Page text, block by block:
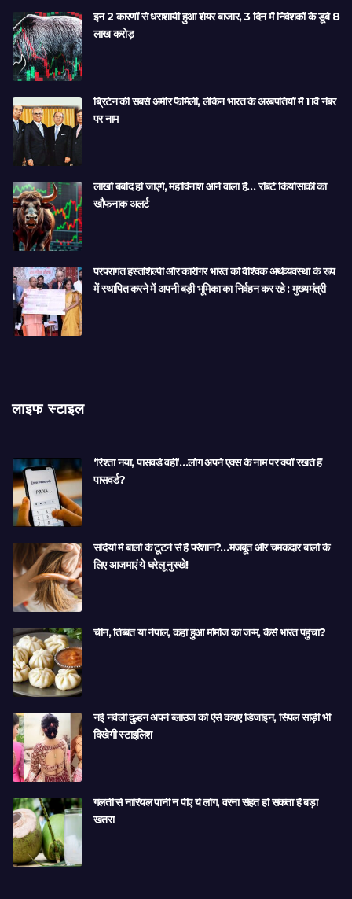
इन 2 कारणों से धराशायी हुआ शेयर बाजार, 3 दिन में निवेशकों के डूबे 8
लाख करोड़
ब्रिटेन की सबसे अमीर फैमिली, लेकिन भारत के अरबपतियों में 11वें नंबर
पर नाम
लाखों बर्बाद हो जाएंगे, महाविनाश आने वाला है… रॉबर्ट कियोसाकी का
खौफनाक अलर्ट
परंपरागत हस्तशिल्पी और कारीगर भारत को वैश्विक अर्थव्यवस्था के रूप
में स्थापित करने में अपनी बड़ी भूमिका का निर्वहन कर रहे : मुख्यमंत्री
लाइफ स्टाइल
‘रिश्ता नया, पासवर्ड वही’…लोग अपने एक्स के नाम पर क्यों रखते हैं
पासवर्ड?
सर्दियों में बालों के टूटने से हैं परेशान?…मजबूत और चमकदार बालों के
लिए आजमाएं ये घरेलू नुस्खे!
चीन, तिब्बत या नेपाल, कहां हुआ मोमोज का जन्म, कैसे भारत पहुंचा?
नई नवेली दुल्हन अपने ब्लाउज को ऐसे कराएं डिजाइन, सिंपल साड़ी भी
दिखेगी स्टाइलिश
गलती से नारियल पानी न पीएं ये लोग, वरना सेहत हो सकता है बड़ा
खतरा